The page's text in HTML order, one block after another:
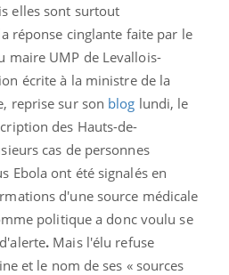
elles sont surtout
réponse cinglante faite par le
maire UMP de Levallois-
écrite à la ministre de la
reprise sur son blog lundi, le
des Hauts-de-
cas de personnes
Ebola ont été signalés en
d'une source médicale
politique a donc voulu se
. Mais l'élu refuse
et le nom de ses « sources